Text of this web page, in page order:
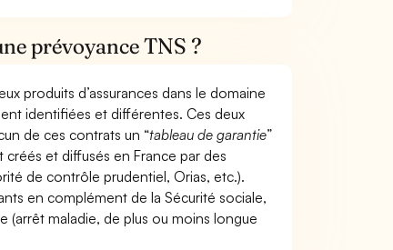
prévoyance TNS ?
produits d’assurances dans le domaine
identifiées et différentes. Ces deux
de ces contrats un “tableau de garantie”
et diffusés en France par des
de contrôle prudentiel, Orias, etc.).
en complément de la Sécurité sociale,
(arrêt maladie, de plus ou moins longue